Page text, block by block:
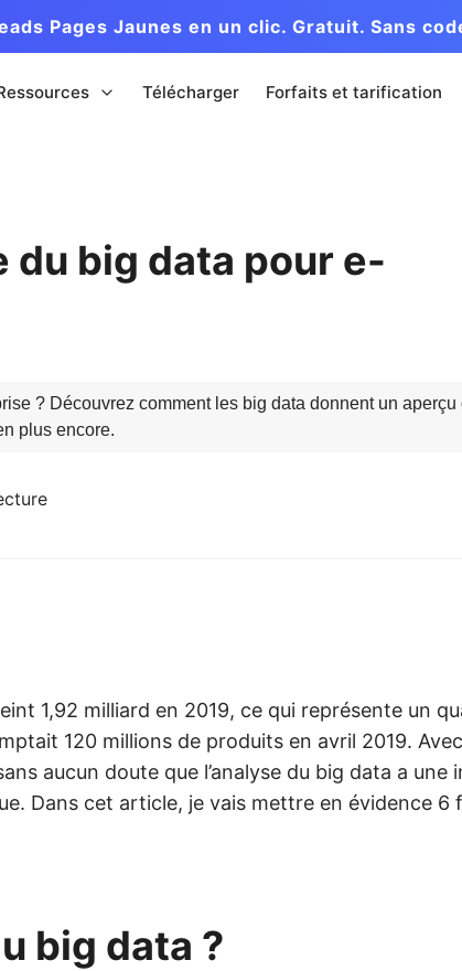
Pages Jaunes en un clic. Gratuit. Sans
Télécharger Forfaits et tarification
du big data pour e-
? Découvrez comment les big data donnent un aperçu
plus encore.
1,92 milliard en 2019, ce qui représente un
120 millions de produits en avril 2019.
aucun doute que l’analyse du big data a une
Dans cet article, je vais mettre en évidence 6
big data ?